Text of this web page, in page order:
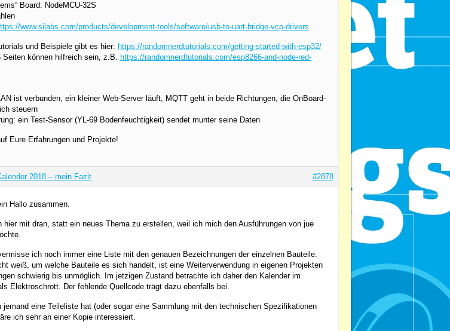
Board: NodeMCU-32S
www.silabs.com/products/development-tools/software/usb-to-uart-bridge-vcp-drivers
und Beispiele gibt es hier: https://randomnerdtutorials.com/getting-started-with-esp32/
Seiten können hilfreich sein, z.B. https://randomnerdtutorials.com/esp8266-and-node-red-
ist verbunden, ein kleiner Web-Server läuft, MQTT geht in beide Richtungen, die OnBoard-
steuern
ein Test-Sensor (YL-69 Bodenfeuchtigkeit) sendet munter seine Daten
Eure Erfahrungen und Projekte!
2018 – mein Fazit #2878
Hallo zusammen.
hier mit dran, statt ein neues Thema zu erstellen, weil ich mich den Ausführungen von jue
ich noch immer eine Liste mit den genauen Bezeichnungen der einzelnen Bauteile.
weiß, um welche Bauteile es sich handelt, ist eine Weiterverwendung in eigenen Projekten
schwierig bis unmöglich. Im jetzigen Zustand betrachte ich daher den Kalender im
Elektroschrott. Der fehlende Quellcode trägt dazu ebenfalls bei.
jemand eine Teileliste hat (oder sogar eine Sammlung mit den technischen Spezifikationen
ich sehr an einer Kopie interessiert.